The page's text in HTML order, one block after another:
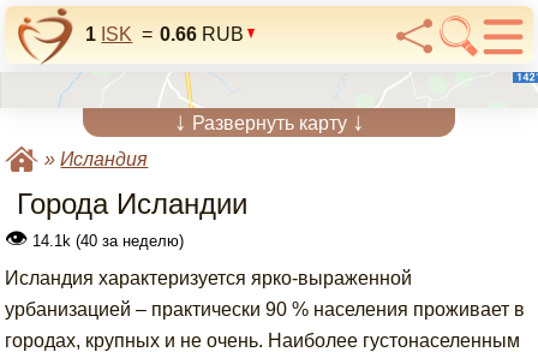
1 ISK = 0.66 RUB
↓ Развернуть карту ↓
»Исландия
Города Исландии
👁 14.1k (40 за неделю)
Исландия характеризуется ярко-выраженной
урбанизацией – практически 90 % населения проживает в
городах, крупных и не очень. Наиболее густонаселенным